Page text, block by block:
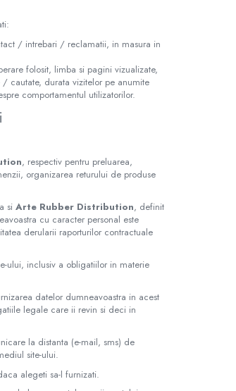
/ intrebari / reclamatii, in masura in
folosit, limba si pagini vizualizate,
/ cautate, durata vizitelor pe anumite
comportamentul utilizatorilor.
, respectiv pentru preluarea,
organizarea returului de produse
si Arte Rubber Distribution, definit
cu caracter personal este
derularii raporturilor contractuale
ului, inclusiv a obligatiilor in materie
datelor dumneavoastra in acest
legale care ii revin si deci in
la distanta (e-mail, sms) de
site-ului.
alegeti sa-l furnizati.